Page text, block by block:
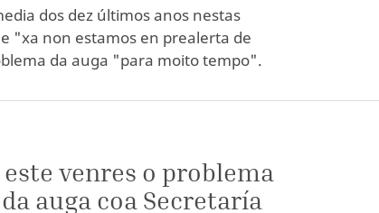
dos dez últimos anos nestas
"xa non estamos en prealerta de
da auga "para moito tempo".
venres o problema
auga coa Secretaría